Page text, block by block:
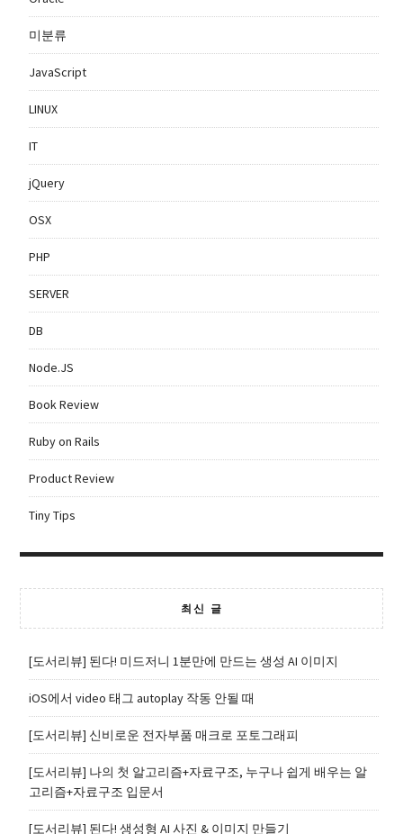
미분류
JavaScript
LINUX
IT
jQuery
OSX
PHP
SERVER
DB
Node.JS
Book Review
Ruby on Rails
Product Review
Tiny Tips
최신 글
[도서리뷰] 된다! 미드저니 1분만에 만드는 생성 AI 이미지
iOS에서 video 태그 autoplay 작동 안될 때
[도서리뷰] 신비로운 전자부품 매크로 포토그래피
[도서리뷰] 나의 첫 알고리즘+자료구조, 누구나 쉽게 배우는 알
고리즘+자료구조 입문서
[도서리뷰] 된다! 생성형 AI 사진 & 이미지 만들기